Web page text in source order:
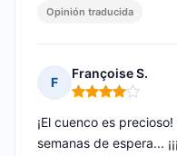
Opinión traducida
F
Françoise S.
Nota: 4 de 5
¡El cuenco es
semanas de espera...